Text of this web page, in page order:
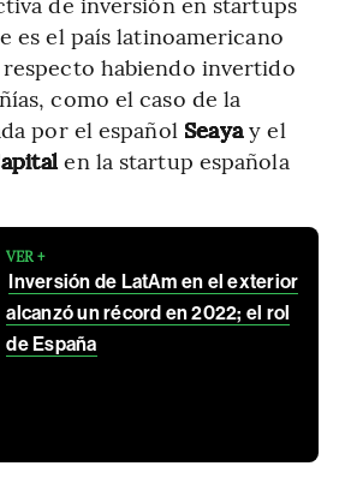
es el país latinoamericano
respecto habiendo invertido
como el caso de la
por el español Seayay el
en la startup española
VER +
Inversión de LatAm en el exterior
alcanzó un récord en 2022; el rol
de España